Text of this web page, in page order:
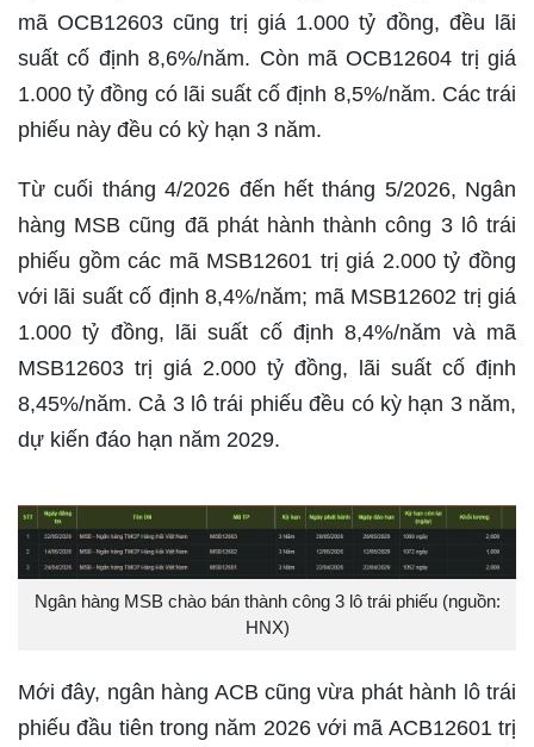
mã OCB12603 cũng trị giá 1.000 tỷ đồng, đều lãi
suất cố định 8,6%/năm. Còn mã OCB12604 trị giá
1.000 tỷ đồng có lãi suất cố định 8,5%/năm. Các trái
phiếu này đều có kỳ hạn 3 năm.
Từ cuối tháng 4/2026 đến hết tháng 5/2026, Ngân
hàng MSB cũng đã phát hành thành công 3 lô trái
phiếu gồm các mã MSB12601 trị giá 2.000 tỷ đồng
với lãi suất cố định 8,4%/năm; mã MSB12602 trị giá
1.000 tỷ đồng, lãi suất cố định 8,4%/năm và mã
MSB12603 trị giá 2.000 tỷ đồng, lãi suất cố định
8,45%/năm. Cả 3 lô trái phiếu đều có kỳ hạn 3 năm,
dự kiến đáo hạn năm 2029.
Ngân hàng MSB chào bán thành công 3 lô trái phiếu (nguồn:
HNX)
Mới đây, ngân hàng ACB cũng vừa phát hành lô trái
phiếu đầu tiên trong năm 2026 với mã ACB12601 trị